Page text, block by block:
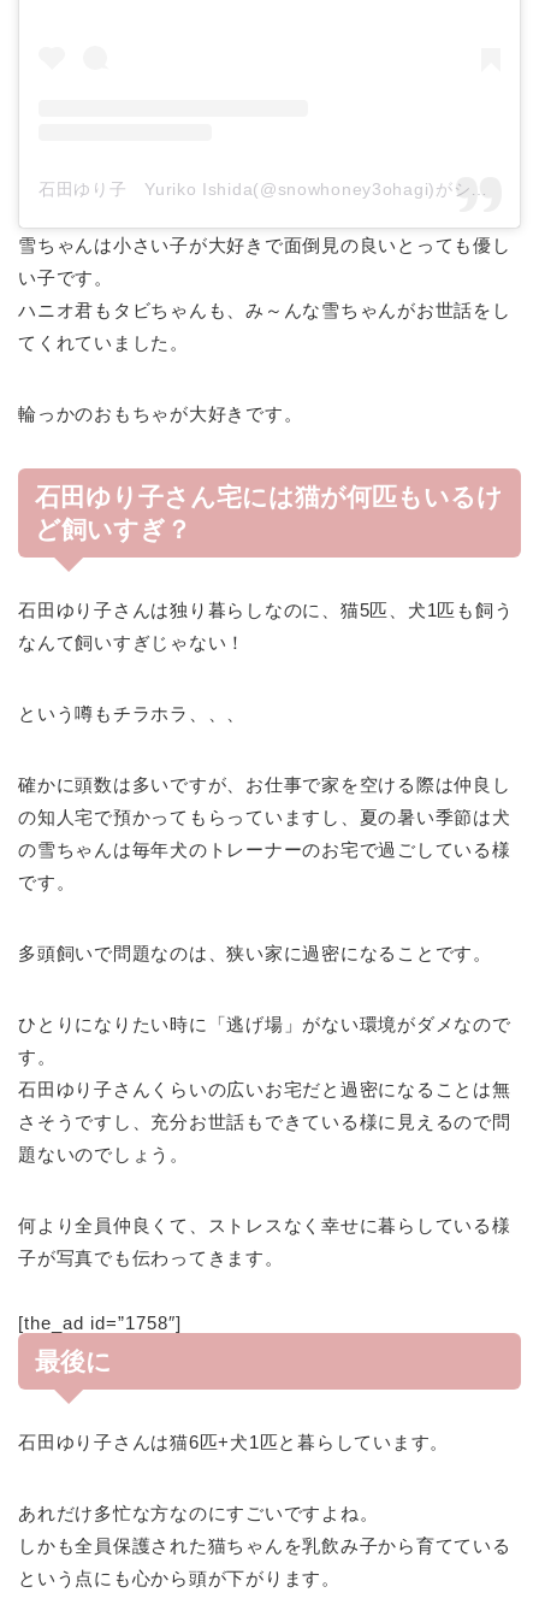
雪ちゃんは小さい子が大好きで面倒見の良いとっても優し
い子です。
ハニオ君もタビちゃんも、み～んな雪ちゃんがお世話をし
てくれていました。
輪っかのおもちゃが大好きです。
石田ゆり子さん宅には猫が何匹もいるけ
ど飼いすぎ？
石田ゆり子さんは独り暮らしなのに、猫5匹、犬1匹も飼う
なんて飼いすぎじゃない！
という噂もチラホラ、、、
確かに頭数は多いですが、お仕事で家を空ける際は仲良し
の知人宅で預かってもらっていますし、夏の暑い季節は犬
の雪ちゃんは毎年犬のトレーナーのお宅で過ごしている様
です。
多頭飼いで問題なのは、狭い家に過密になることです。
ひとりになりたい時に「逃げ場」がない環境がダメなので
す。
石田ゆり子さんくらいの広いお宅だと過密になることは無
さそうですし、充分お世話もできている様に見えるので問
題ないのでしょう。
何より全員仲良くて、ストレスなく幸せに暮らしている様
子が写真でも伝わってきます。
[the_ad id=”1758″]
最後に
石田ゆり子さんは猫6匹+犬1匹と暮らしています。
あれだけ多忙な方なのにすごいですよね。
しかも全員保護された猫ちゃんを乳飲み子から育てている
という点にも心から頭が下がります。